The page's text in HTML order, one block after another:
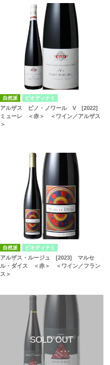
自然派 ビオディナミ
アルザス ピノ・ノワール V [2022]
ミューレ ＜赤＞ ＜ワイン／アルザス
＞
自然派 ビオディナミ
アルザス・ルージュ [2023] マルセ
ル・ダイス ＜赤＞ ＜ワイン／フラン
ス＞